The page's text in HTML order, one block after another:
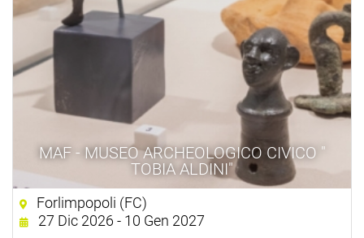
MAF - MUSEO ARCHEOLOGICO CIVICO "
TOBIA ALDINI"
Forlimpopoli (FC)
27 Dic 2026 - 10 Gen 2027